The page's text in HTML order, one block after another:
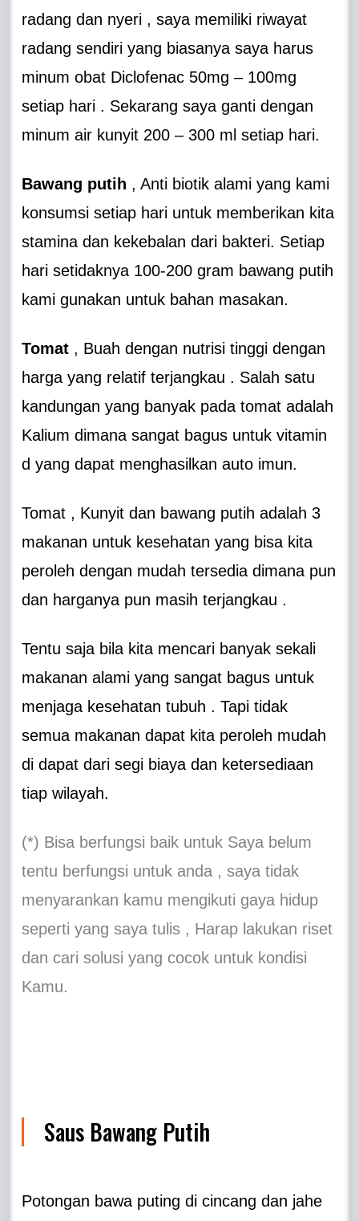
radang dan nyeri , saya memiliki riwayat
radang sendiri yang biasanya saya harus
minum obat Diclofenac 50mg – 100mg
setiap hari . Sekarang saya ganti dengan
minum air kunyit 200 – 300 ml setiap hari.
Bawang putih , Anti biotik alami yang kami
konsumsi setiap hari untuk memberikan kita
stamina dan kekebalan dari bakteri. Setiap
hari setidaknya 100-200 gram bawang putih
kami gunakan untuk bahan masakan.
Tomat , Buah dengan nutrisi tinggi dengan
harga yang relatif terjangkau . Salah satu
kandungan yang banyak pada tomat adalah
Kalium dimana sangat bagus untuk vitamin
d yang dapat menghasilkan auto imun.
Tomat , Kunyit dan bawang putih adalah 3
makanan untuk kesehatan yang bisa kita
peroleh dengan mudah tersedia dimana pun
dan harganya pun masih terjangkau .
Tentu saja bila kita mencari banyak sekali
makanan alami yang sangat bagus untuk
menjaga kesehatan tubuh . Tapi tidak
semua makanan dapat kita peroleh mudah
di dapat dari segi biaya dan ketersediaan
tiap wilayah.
(*) Bisa berfungsi baik untuk Saya belum
tentu berfungsi untuk anda , saya tidak
menyarankan kamu mengikuti gaya hidup
seperti yang saya tulis , Harap lakukan riset
dan cari solusi yang cocok untuk kondisi
Kamu.
Saus Bawang Putih
Potongan bawa puting di cincang dan jahe